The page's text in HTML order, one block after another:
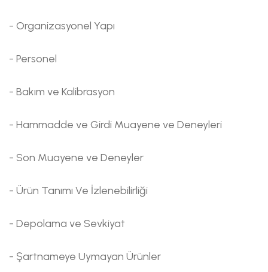
- Organizasyonel Yapı
- Personel
- Bakım ve Kalibrasyon
- Hammadde ve Girdi Muayene ve Deneyleri
- Son Muayene ve Deneyler
- Ürün Tanımı Ve İzlenebilirliği
- Depolama ve Sevkiyat
- Şartnameye Uymayan Ürünler